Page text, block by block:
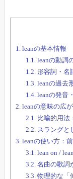
1. leanの基本情報
1.1. leanの動詞
1.2. 形容詞・名
1.3. leanの過去
1.4. leanの発音
2. leanの意味の広
2.1.
比喩的用法
2.2. スラングと
3. leanの使い方：
3.1. lean on /
3.2. 名曲の歌詞
3.3. 物理的な「